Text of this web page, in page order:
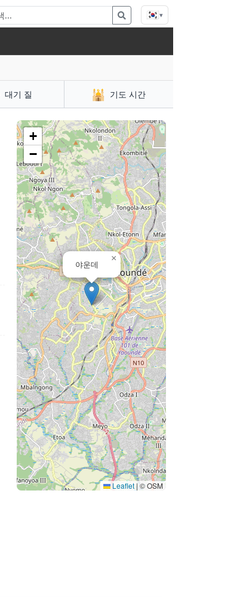
🇰🇷▾
대기 질 🕌 기도 시간
야운데
×
+
−
Leaflet|© OSM